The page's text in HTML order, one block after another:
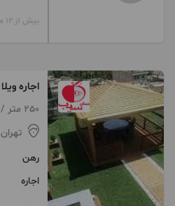
بیش از 12 ماه پیش
اجاره ویلا 250 متری فرمانیه
250 متر / 3 اتاق / پارکینگ
تهران
رهن
اجاره